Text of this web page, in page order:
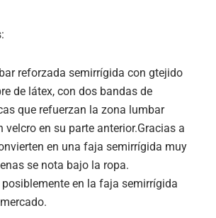
reforzada semirrígida con gtejido
de látex, con dos bandas de
que refuerzan la zona lumbar
velcro en su parte anterior.Gracias a
en una faja semirrígida muy
se nota bajo la ropa.
en la faja semirrígida